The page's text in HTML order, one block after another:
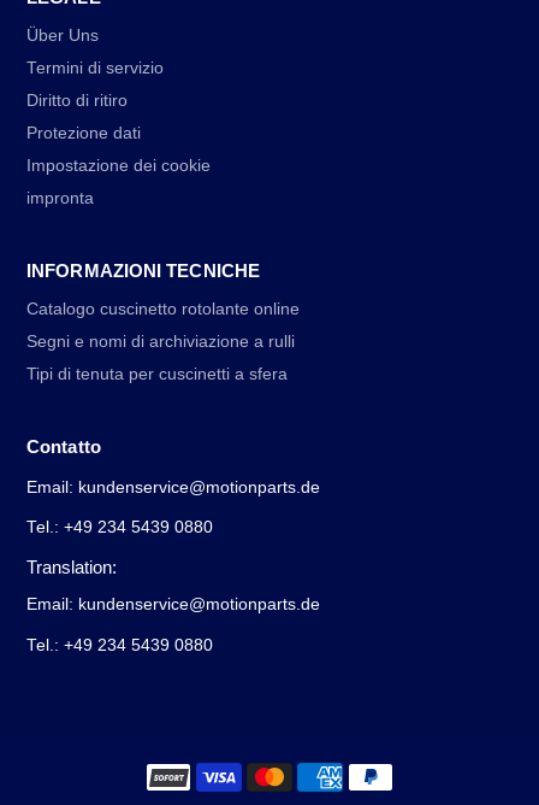
Über Uns
Termini di servizio
Diritto di ritiro
Protezione dati
Impostazione dei cookie
impronta
INFORMAZIONI TECNICHE
Catalogo cuscinetto rotolante online
Segni e nomi di archiviazione a rulli
Tipi di tenuta per cuscinetti a sfera
Contatto
Email: kundenservice@motionparts.de
Tel.: +49 234 5439 0880
Translation:
Email: kundenservice@motionparts.de
Tel.: +49 234 5439 0880